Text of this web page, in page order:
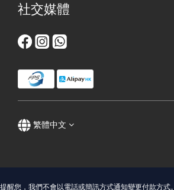
社交媒體
繁體中文
提醒您，我們不會以電話或簡訊方式通知變更付款方式。